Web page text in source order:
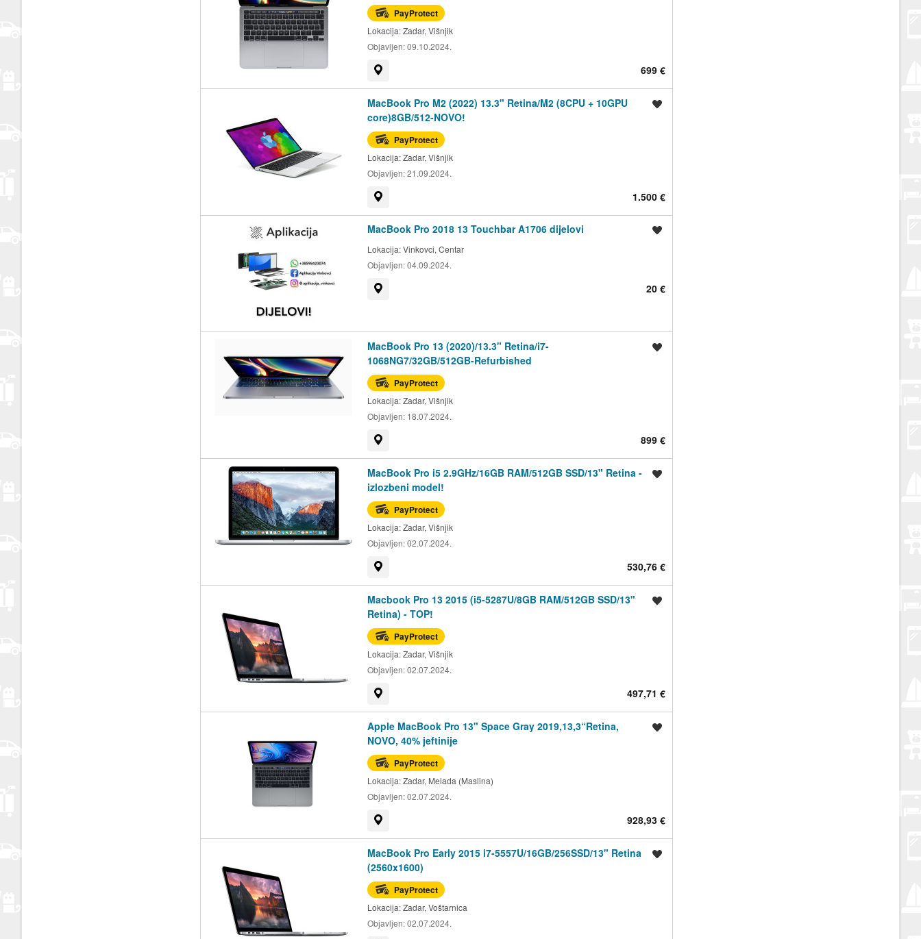
PayProtect
Lokacija:Zadar, Višnjik
Objavljen:09.10.2024.
699 €
MacBook Pro M2 (2022) 13.3" Retina/M2 (8CPU + 10GPU
core)8GB/512-NOVO!
PayProtect
Lokacija:Zadar, Višnjik
Objavljen:21.09.2024.
1.500 €
MacBook Pro 2018 13 Touchbar A1706 dijelovi
Lokacija:Vinkovci, Centar
Objavljen:04.09.2024.
20 €
MacBook Pro 13 (2020)/13.3" Retina/i7-
1068NG7/32GB/512GB-Refurbished
PayProtect
Lokacija:Zadar, Višnjik
Objavljen: 18.07.2024.
899 €
MacBook Pro i5 2.9GHz/16GB RAM/512GB SSD/13" Retina -
izlozbeni model!
PayProtect
Lokacija:Zadar, Višnjik
Objavljen:02.07.2024.
530,76 €
Macbook Pro 13 2015 (i5-5287U/8GB RAM/512GB SSD/13"
Retina) - TOP!
PayProtect
Lokacija:Zadar, Višnjik
Objavljen:02.07.2024.
497,71 €
Apple MacBook Pro 13" Space Gray 2019,13,3“Retina,
NOVO, 40% jeftinije
PayProtect
Lokacija:Zadar, Melada (Maslina)
Objavljen:02.07.2024.
928,93 €
MacBook Pro Early 2015 i7-5557U/16GB/256SSD/13" Retina
(2560x1600)
PayProtect
Lokacija:Zadar, Voštarnica
Objavljen:02.07.2024.